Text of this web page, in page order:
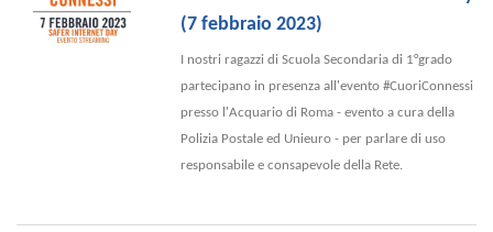
(7 febbraio 2023)
I nostri ragazzi di Scuola Secondaria di 1°grado
partecipano in presenza all'evento #CuoriConnessi
presso l'Acquario di Roma - evento a cura della
Polizia Postale ed Unieuro - per parlare di uso
responsabile e consapevole della Rete.